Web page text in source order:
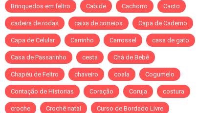
Brinquedos em feltro Cabide Cachorro Cacto
cadeira de rodas caixa de correios Capa de Caderno
Capa de Celular Carrinho Carrossel casa de gato
Casa de Passarinho cesta Chá de Bebê
Chapéu de Feltro chaveiro coala Cogumelo
Contação de Historias Coração Coruja costura
croche Crochê natal Curso de Bordado Livre